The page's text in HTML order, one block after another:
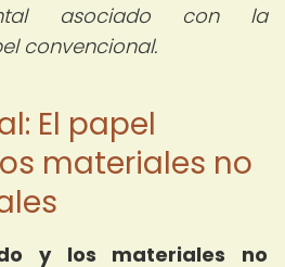
asociado con la
convencional.
El papel
materiales no
y los materiales no